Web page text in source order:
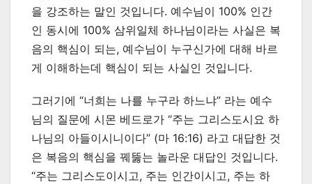
을 강조하는 말인 것입니다. 예수님이 100% 인간
인 동시에 100% 삼위일체 하나님이라는 사실은 복
음의 핵심이 되는, 예수님이 누구신가에 대해 바르
게 이해하는데 핵심이 되는 사실인 것입니다.
그러기에 “너희는 나를 누구라 하느냐” 라는 예수
님의 질문에 시몬 베드로가 “주는 그리스도시요 하
나님의 아들이시니이다” (마 16:16) 라고 대답한 것
은 복음의 핵심을 꿰뚫는 놀라운 대답인 것입니다.
“주는 그리스도이시고, 주는 인간이시고, 주는 하